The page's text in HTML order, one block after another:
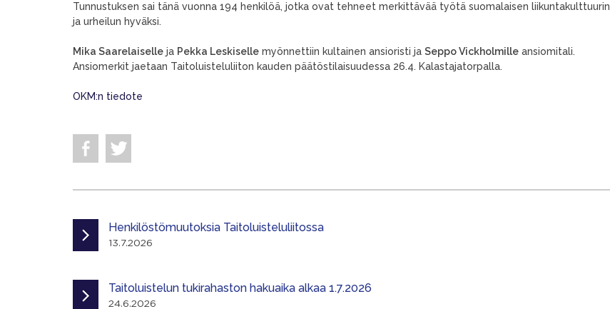
Tunnustuksen sai tänä vuonna 194 henkilöä, jotka ovat tehneet merkittävää työtä suomalaisen liikuntakulttuurin
ja urheilun hyväksi.
Mika Saarelaiselle ja Pekka Leskiselle myönnettiin kultainen ansioristi ja Seppo Vickholmille ansiomitali.
Ansiomerkit jaetaan Taitoluisteluliiton kauden päätöstilaisuudessa 26.4. Kalastajatorpalla.
OKM:n tiedote
Henkilöstömuutoksia Taitoluisteluliitossa
13.7.2026
Taitoluistelun tukirahaston hakuaika alkaa 1.7.2026
24.6.2026